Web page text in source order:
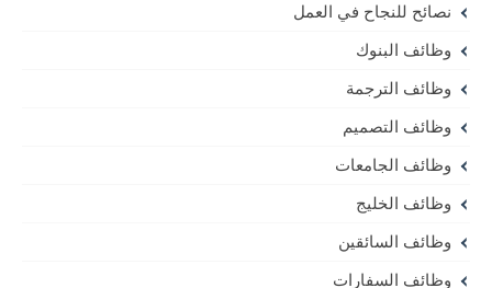
نصائح للنجاح في العمل
وظائف البنوك
وظائف الترجمة
وظائف التصميم
وظائف الجامعات
وظائف الخليج
وظائف السائقين
وظائف السفارات